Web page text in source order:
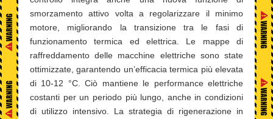
smorzamento attivo volta a regolarizzare il minimo
motore, migliorando la transizione tra le fasi di
funzionamento termica ed elettrica. Le mappe di
raffreddamento delle macchine elettriche sono state
ottimizzate, garantendo un’efficacia termica più elevata
di 10-12 °C. Ciò mantiene le performance elettriche
costanti per un periodo più lungo, anche in condizioni
di utilizzo intensivo. La strategia di rigenerazione in